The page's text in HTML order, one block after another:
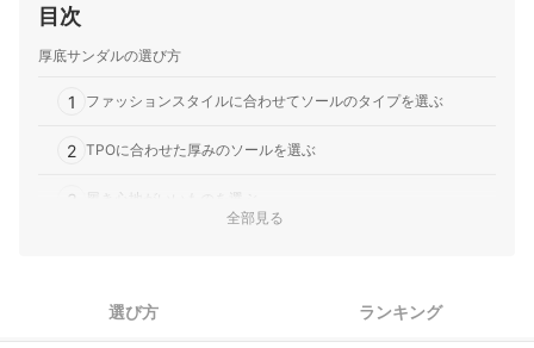
目次
厚底サンダルの選び方
1 ファッションスタイルに合わせてソールのタイプを選ぶ
2 TPOに合わせた厚みのソールを選ぶ
3 履き心地がいいものを選ぶ
よりカジュアルにキメるなら、厚底スニーカーも！
全部見る
選び方 ランキング